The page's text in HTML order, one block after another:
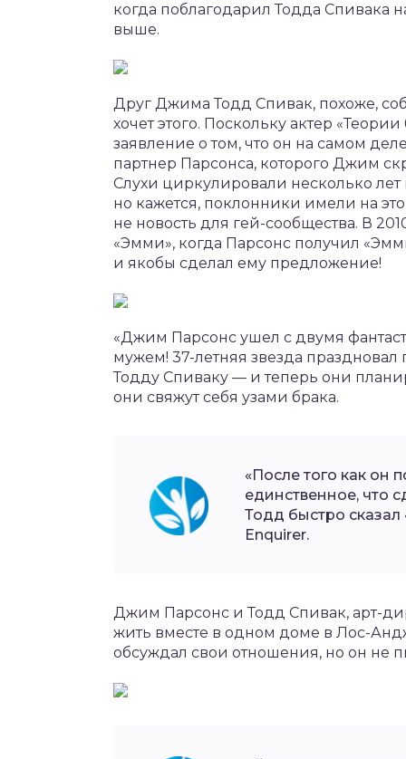
когда поблагодарил Тодда Спивака
выше.
Друг Джима Тодд Спивак, похоже,
хочет этого. Поскольку актер
заявление о том, что он на самом
партнер Парсонса, которого Джим
Слухи циркулировали несколько
но кажется, поклонники имели на
не новость для гей-сообщества. В
«Эмми», когда Парсонс получил
и якобы сделал ему предложение!
«Джим Парсонс ушел с двумя
мужем! 37-летняя звезда
Тодду Спиваку — и теперь они
они свяжут себя узами брака.
«После того как он
единственное, что
Тодд быстро сказал
Enquirer.
Джим Парсонс и Тодд Спивак, арт-
жить вместе в одном доме в Лос-
обсуждал свои отношения, но он не